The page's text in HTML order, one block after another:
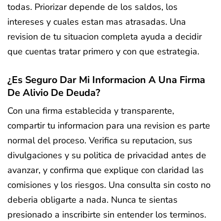
todas. Priorizar depende de los saldos, los
intereses y cuales estan mas atrasadas. Una
revision de tu situacion completa ayuda a decidir
que cuentas tratar primero y con que estrategia.
¿Es Seguro Dar Mi Informacion A Una Firma
De Alivio De Deuda?
Con una firma establecida y transparente,
compartir tu informacion para una revision es parte
normal del proceso. Verifica su reputacion, sus
divulgaciones y su politica de privacidad antes de
avanzar, y confirma que explique con claridad las
comisiones y los riesgos. Una consulta sin costo no
deberia obligarte a nada. Nunca te sientas
presionado a inscribirte sin entender los terminos.